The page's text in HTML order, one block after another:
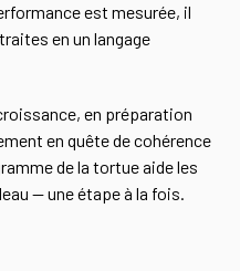
est mesurée, il
en un langage
en préparation
en quête de cohérence
de la tortue aide les
— une étape à la fois.